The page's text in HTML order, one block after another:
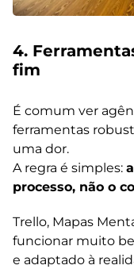
4.
fim
É comum ver
ferramentas
uma dor.
A regra é simples:
processo, não o
Trello, Mapas
funcionar muito
e adaptado à